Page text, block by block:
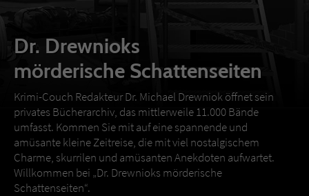
Dr. Drewnioks
mörderische Schattenseiten
Krimi-Couch Redakteur Dr. Michael Drewniok öffnet sein
privates Bücherarchiv, das mittlerweile 11.000 Bände
umfasst. Kommen Sie mit auf eine spannende und
amüsante kleine Zeitreise, die mit viel nostalgischem
Charme, skurrilen und amüsanten Anekdoten aufwartet.
Willkommen bei „Dr. Drewnioks mörderische
Schattenseiten“.